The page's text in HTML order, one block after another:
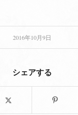
2016年10月9日
シェアする